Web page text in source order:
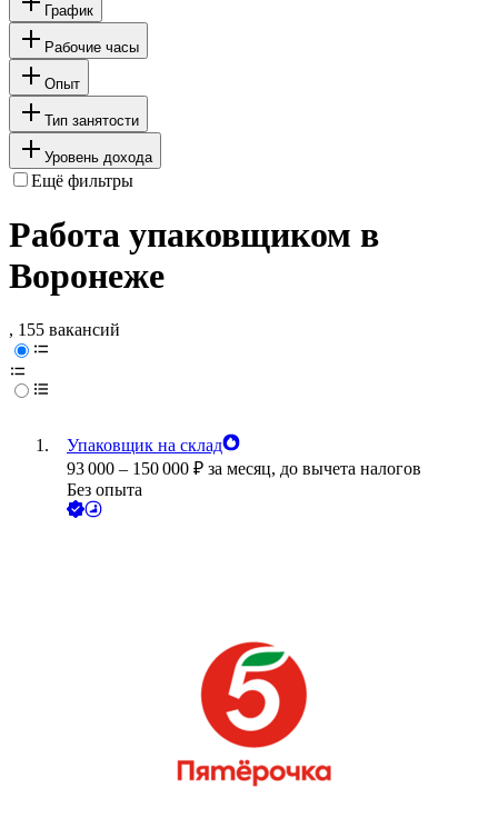
График
Рабочие часы
Опыт
Тип занятости
Уровень дохода
Ещё фильтры
Работа упаковщиком в
Воронеже
, 155 вакансий
Упаковщик на склад
93 000 – 150 000 ₽ за месяц, до вычета налогов
Без опыта